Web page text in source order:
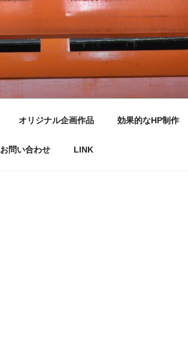
オリジナル企画作品 効果的なHP制作
お問い合わせ LINK